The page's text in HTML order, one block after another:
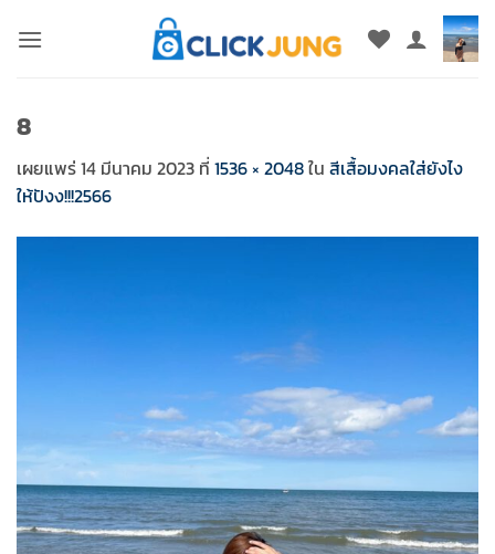
8
เผยแพร่14 มีนาคม 2023 ที่ 1536 × 2048ใน สีเสื้อมงคลใส่ยังไง
ให้ปังง!!!2566